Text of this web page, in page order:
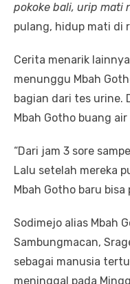
pokoke bali, urip mati
pulang, hidup mati di
Cerita menarik
menunggu Mbah
bagian dari tes urine.
Mbah Gotho buang
“Dari jam 3 sore
Lalu setelah mereka
Mbah Gotho baru bisa
Sodimejo alias Mbah
Sambungmacan,
sebagai manusia
meninggal pada